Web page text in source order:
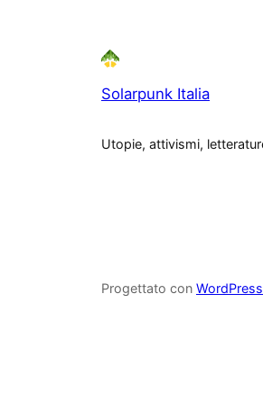
Solarpunk Italia
Utopie, attivismi,
Progettato con WordPress